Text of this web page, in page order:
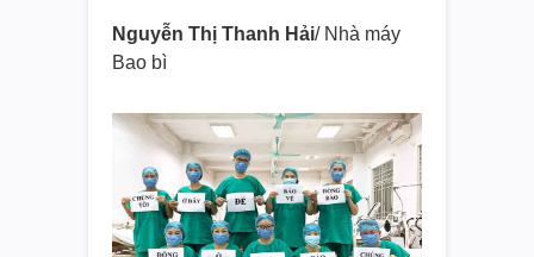
Nguyễn Thị Thanh Hải/ Nhà máy
Bao bì